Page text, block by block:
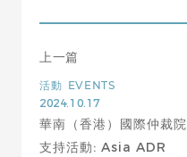
上一篇
活動 EVENTS
2024.10.17
華南（香港）國際仲裁院
支持活動: Asia ADR